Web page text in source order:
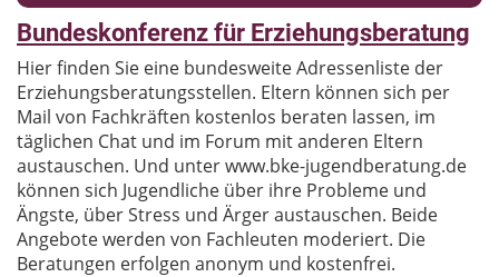
Bundeskonferenz für Erziehungsberatung
Hier finden Sie eine bundesweite Adressenliste der
Erziehungsberatungsstellen. Eltern können sich per
Mail von Fachkräften kostenlos beraten lassen, im
täglichen Chat und im Forum mit anderen Eltern
austauschen. Und unter www.bke-jugendberatung.de
können sich Jugendliche über ihre Probleme und
Ängste, über Stress und Ärger austauschen. Beide
Angebote werden von Fachleuten moderiert. Die
Beratungen erfolgen anonym und kostenfrei.